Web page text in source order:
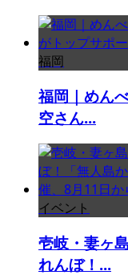
福岡
福岡｜めん
空さん...
イベント
壱岐・妻ヶ
れんぼ！...